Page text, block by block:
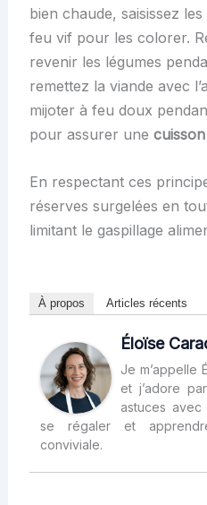
bien chaude, saisissez
feu vif pour les colorer.
revenir les légumes
remettez la viande avec
mijoter à feu doux
pour assurer une
En respectant ces
réserves surgelées en
limitant le gaspillage
À propos Articles récents
Éloïse
Je m’appelle
et j’adore
astuces
se régaler et
conviviale.